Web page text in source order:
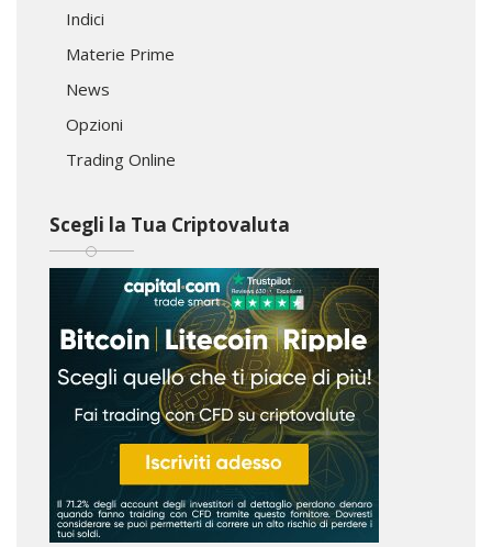
Indici
Materie Prime
News
Opzioni
Trading Online
Scegli la Tua Criptovaluta